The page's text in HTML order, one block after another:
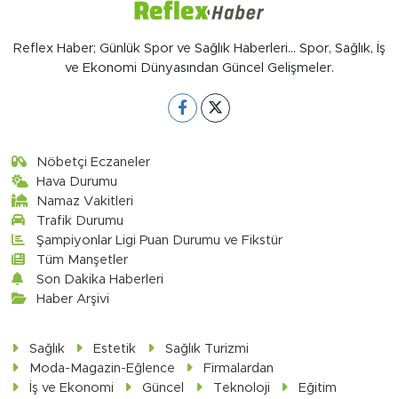
Reflex Haber; Günlük Spor ve Sağlık Haberleri... Spor, Sağlık, İş
ve Ekonomi Dünyasından Güncel Gelişmeler.
Nöbetçi Eczaneler
Hava Durumu
Namaz Vakitleri
Trafik Durumu
Şampiyonlar Ligi Puan Durumu ve Fikstür
Tüm Manşetler
Son Dakika Haberleri
Haber Arşivi
Sağlık Estetik
Sağlık Turizmi
Moda-Magazin-Eğlence
Firmalardan
İş ve Ekonomi
Güncel Teknoloji Eğitim